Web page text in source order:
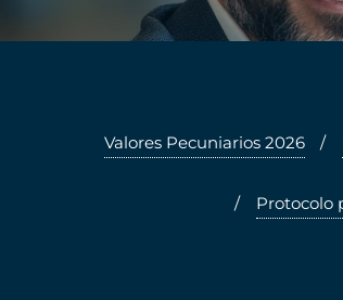
Valores Pecuniarios 2026
Protocolo